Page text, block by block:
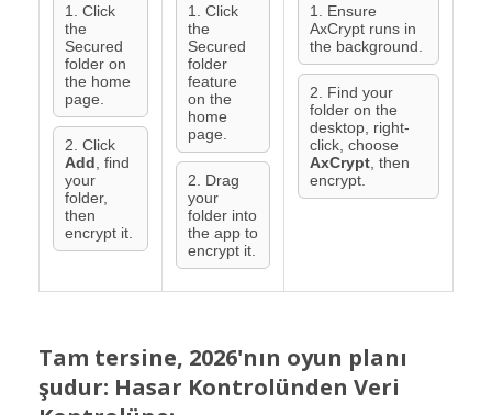
1. Click
the
Secured
folder on
the home
page.
2. Click
Add , find
your
folder,
then
encrypt it.
1. Click
the
Secured
folder
feature
on the
home
page.
2. Drag
your
folder into
the app to
encrypt it.
1. Ensure
AxCrypt runs in
the background.
2. Find your
folder on the
desktop, right-
click, choose
AxCrypt , then
encrypt.
Tam tersine, 2026'nın oyun planı
şudur: Hasar Kontrolünden Veri